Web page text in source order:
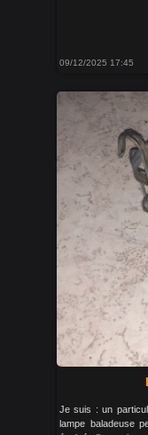
09/12/2025 17:45
Je suis : un
lampe baladeuse